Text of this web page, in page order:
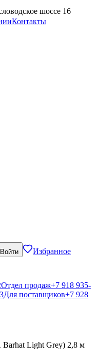
шоссе 16
Контакты
Войти
Избранное
Отдел продаж+7 918 935-
Для поставщиков+7 928
Light Grey) 2,8 м